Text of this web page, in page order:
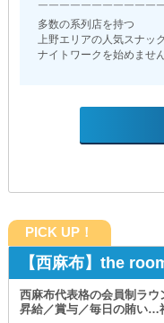
業界でも高水準の給与設
入社初日から高収入を目
さらに
《賞与》や《交通費支給
頑張るほど収入アップを
実感できるのがメリット
✦働きやすさにも自信あ
❑オン・オフを両立❑
《日曜定休＋シフト休》
毎週日曜日に加え
もう1日はシフトでお休
無理なくメリハリを付け
￣￣￣￣￣￣￣￣￣￣￣
多数の系列店を持つ
上野エリアの人気スナッ
ナイトワークを始めませ
「将来に向けて今から頑
こういった“やる気”や“
貴方の経験をぜひ活かし
～女性スタッフ積極採用
「キャストとして働いて
そんな思いの方もお待ち
PICK UP！
【西麻布】the
西麻布代表格の会員制ラウ
昇給／賞与／毎日の賄い